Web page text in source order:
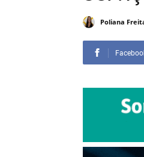
Poliana